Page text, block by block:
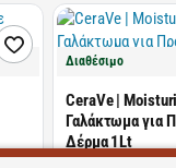
Διαθέσιμο
CeraVe |
Γαλάκτωμα για
Δέρμα 1Lt